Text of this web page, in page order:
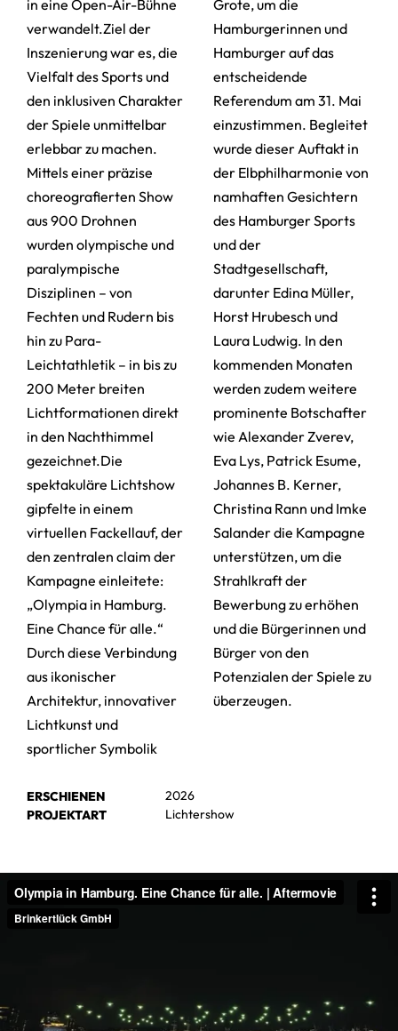
in eine Open-Air-Bühne
verwandelt.Ziel der
Inszenierung war es, die
Vielfalt des Sports und
den inklusiven Charakter
der Spiele unmittelbar
erlebbar zu machen.
Mittels einer präzise
choreografierten Show
aus 900 Drohnen
wurden olympische und
paralympische
Disziplinen – von
Fechten und Rudern bis
hin zu Para-
Leichtathletik – in bis zu
200 Meter breiten
Lichtformationen direkt
in den Nachthimmel
gezeichnet.Die
spektakuläre Lichtshow
gipfelte in einem
virtuellen Fackellauf, der
den zentralen claim der
Kampagne einleitete:
„Olympia in Hamburg.
Eine Chance für alle.“
Durch diese Verbindung
aus ikonischer
Architektur, innovativer
Lichtkunst und
sportlicher Symbolik
Grote, um die
Hamburgerinnen und
Hamburger auf das
entscheidende
Referendum am 31. Mai
einzustimmen. Begleitet
wurde dieser Auftakt in
der Elbphilharmonie von
namhaften Gesichtern
des Hamburger Sports
und der
Stadtgesellschaft,
darunter Edina Müller,
Horst Hrubesch und
Laura Ludwig. In den
kommenden Monaten
werden zudem weitere
prominente Botschafter
wie Alexander Zverev,
Eva Lys, Patrick Esume,
Johannes B. Kerner,
Christina Rann und Imke
Salander die Kampagne
unterstützen, um die
Strahlkraft der
Bewerbung zu erhöhen
und die Bürgerinnen und
Bürger von den
Potenzialen der Spiele zu
überzeugen.
ERSCHIENEN
2026
PROJEKTART
Lichtershow